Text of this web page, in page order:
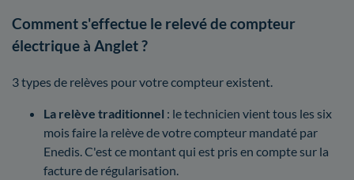
Comment s'effectue le relevé de compteur
électrique à Anglet ?
3 types de relèves pour votre compteur existent.
La relève traditionnel : le technicien vient tous les six
mois faire la relève de votre compteur mandaté par
Enedis. C'est ce montant qui est pris en compte sur la
facture de régularisation.